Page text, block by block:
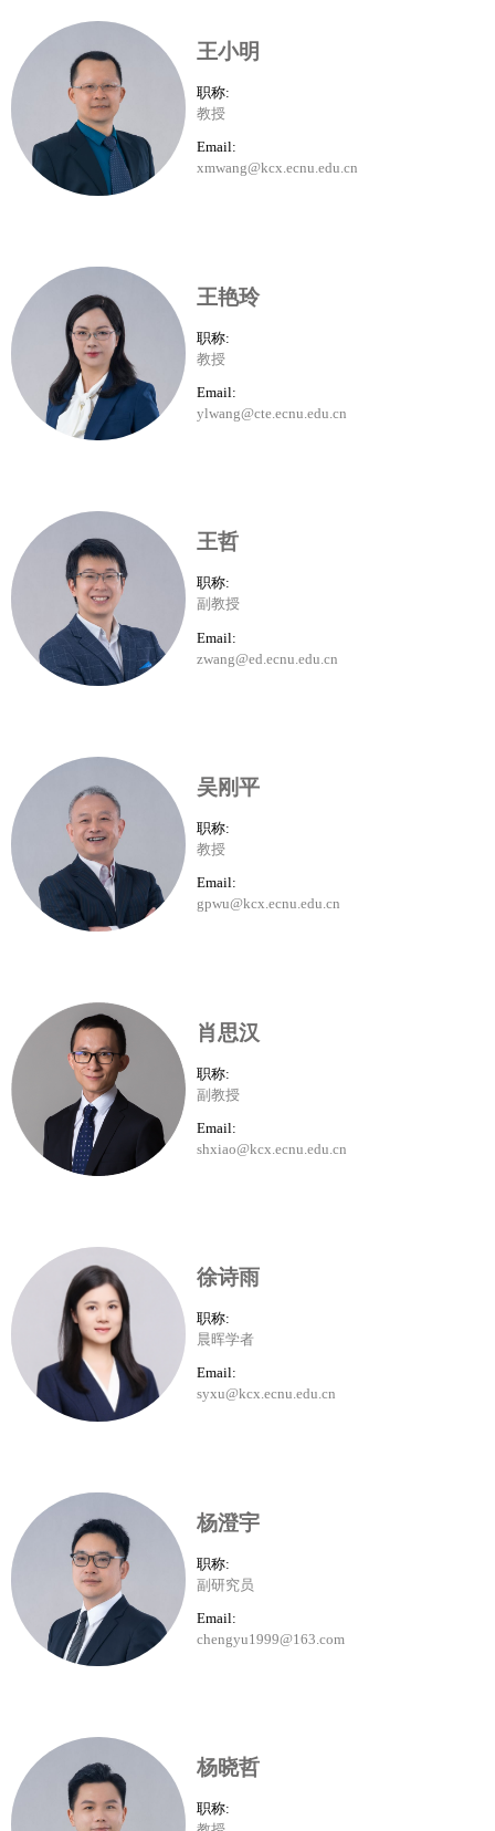
王小明
职称:
教授
Email:
xmwang@kcx.ecnu.edu.cn
王艳玲
职称:
教授
Email:
ylwang@cte.ecnu.edu.cn
王哲
职称:
副教授
Email:
zwang@ed.ecnu.edu.cn
吴刚平
职称:
教授
Email:
gpwu@kcx.ecnu.edu.cn
肖思汉
职称:
副教授
Email:
shxiao@kcx.ecnu.edu.cn
徐诗雨
职称:
晨晖学者
Email:
syxu@kcx.ecnu.edu.cn
杨澄宇
职称:
副研究员
Email:
chengyu1999@163.com
杨晓哲
职称: